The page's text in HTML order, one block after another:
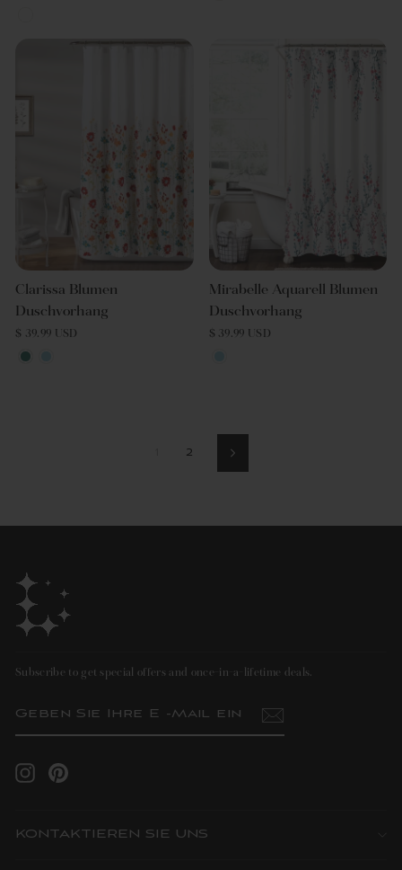
Clarissa Blumen
Duschvorhang
$ 39.99 USD
Mirabelle Aquarell Blumen
Duschvorhang
$ 39.99 USD
2 Nächste
Subscribe to get special offers and once-in-a-lifetime deals.
SIE
E
MAIL
EIN
InstagramPinterest
KONTAKTIEREN SIE UNS